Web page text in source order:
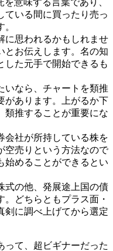
ている間に買ったり売っ
に思われるかもしれませ
とお伝えします。名の知
した元手で開始できるも
いなら、チャートを類推
があります。上がるか下
類推することが重要にな
会社が所持している株を
空売りという方法なので
始めることができるとい
式の他、発展途上国の債
どちらともプラス面・
剣に調べ上げてから選定
って、超ビギナーだった